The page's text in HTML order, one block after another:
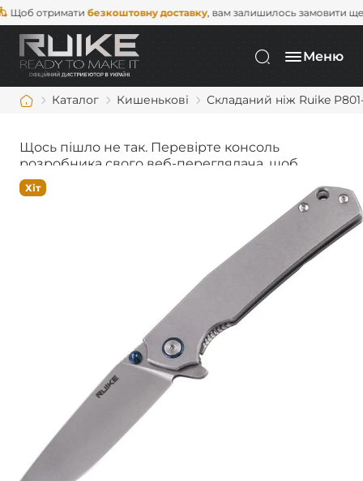
отриматибезкоштовну доставку, вам залишилось замовити ще на
Меню
Каталог Кишенькові Складаний ніж Ruike
Щось пішло не так. Перевірте консоль
розробника свого веб-переглядача, щоб
дізнатися більше.
Хіт